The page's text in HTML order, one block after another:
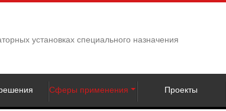
установках специального назначения
Сферы применения Проекты